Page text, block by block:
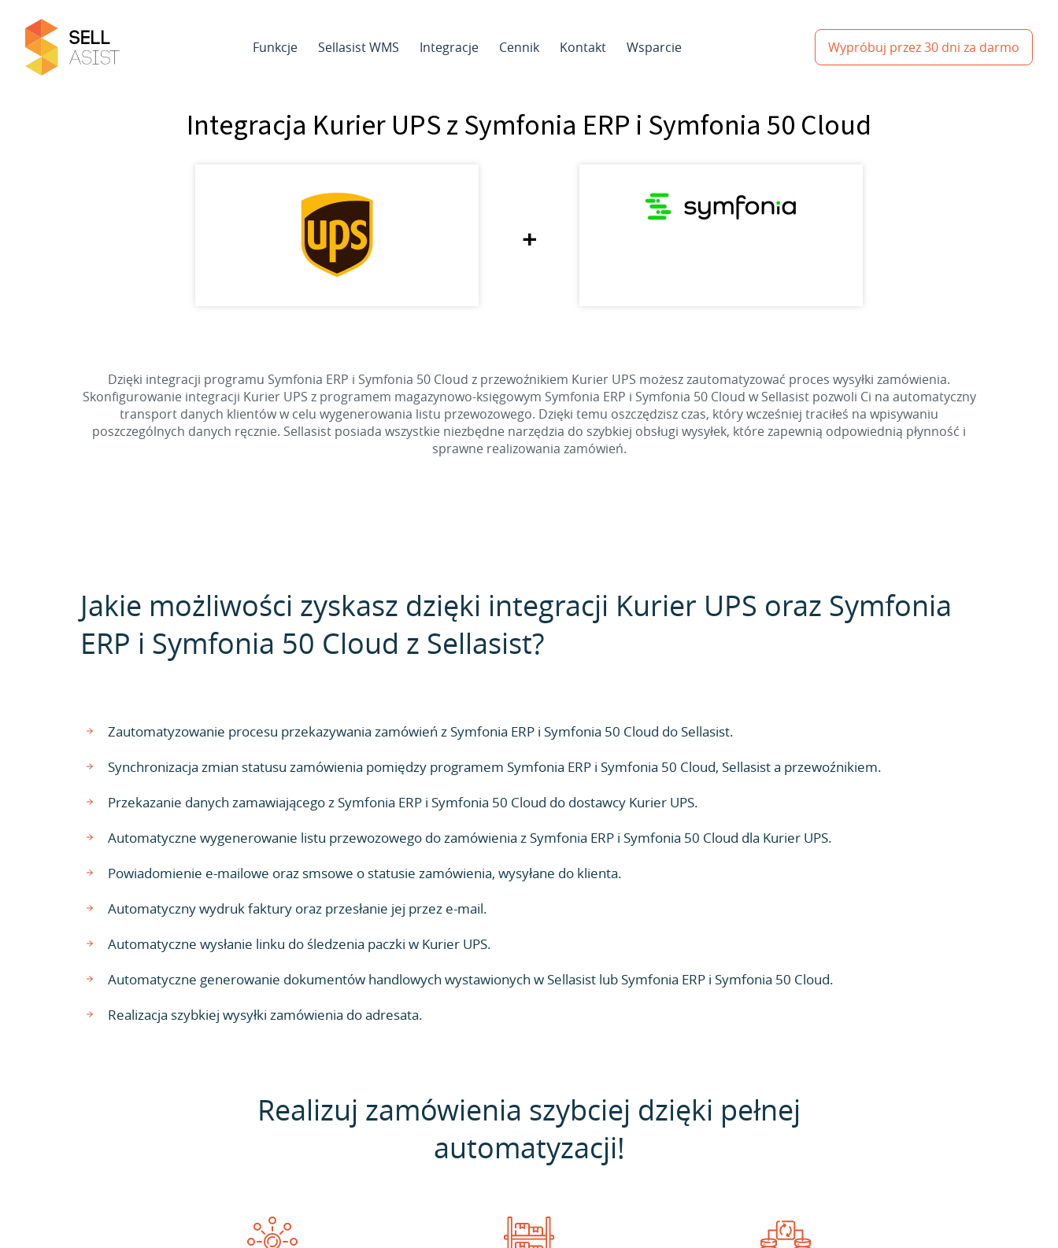
Funkcje Sellasist WMS Integracje Cennik Kontakt Wsparcie Wypróbuj przez 30 dni za darmo
Integracja Kurier UPS z Symfonia ERP i Symfonia 50 Cloud
+
Dzięki integracji programu Symfonia ERP i Symfonia 50 Cloud z przewoźnikiem Kurier UPS możesz zautomatyzować proces wysyłki zamówienia.
Skonfigurowanie integracji Kurier UPS z programem magazynowo-księgowym Symfonia ERP i Symfonia 50 Cloud w Sellasist pozwoli Ci na automatyczny
transport danych klientów w celu wygenerowania listu przewozowego. Dzięki temu oszczędzisz czas, który wcześniej traciłeś na wpisywaniu
poszczególnych danych ręcznie. Sellasist posiada wszystkie niezbędne narzędzia do szybkiej obsługi wysyłek, które zapewnią odpowiednią płynność i
sprawne realizowania zamówień.
Jakie możliwości zyskasz dzięki integracji Kurier UPS oraz Symfonia
ERP i Symfonia 50 Cloud z Sellasist?
Zautomatyzowanie procesu przekazywania zamówień z Symfonia ERP i Symfonia 50 Cloud do Sellasist.
Synchronizacja zmian statusu zamówienia pomiędzy programem Symfonia ERP i Symfonia 50 Cloud, Sellasist a przewoźnikiem.
Przekazanie danych zamawiającego z Symfonia ERP i Symfonia 50 Cloud do dostawcy Kurier UPS.
Automatyczne wygenerowanie listu przewozowego do zamówienia z Symfonia ERP i Symfonia 50 Cloud dla Kurier UPS.
Powiadomienie e-mailowe oraz smsowe o statusie zamówienia, wysyłane do klienta.
Automatyczny wydruk faktury oraz przesłanie jej przez e-mail.
Automatyczne wysłanie linku do śledzenia paczki w Kurier UPS.
Automatyczne generowanie dokumentów handlowych wystawionych w Sellasist lub Symfonia ERP i Symfonia 50 Cloud.
Realizacja szybkiej wysyłki zamówienia do adresata.
Realizuj zamówienia szybciej dzięki pełnej
automatyzacji!